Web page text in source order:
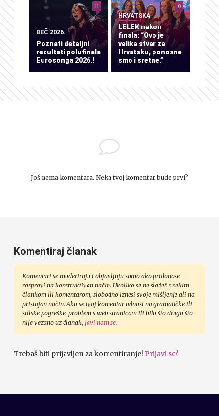
BEČ 2026.
Poznati detaljni
rezultati polufinala
Eurosonga 2026.!
11
HRVATSKA
LELEK nakon
finala: “Ovo je
velika stvar za
Hrvatsku, ponosne
smo i sretne.”
0
Još nema komentara. Neka tvoj komentar bude prvi?
Komentiraj članak
Komentari se moderiraju i objavljuju samo ako pridonose
raspravi na konstruktivan način. Ukoliko se ne slažeš s nekim
člankom ili komentarom, slobodno iznesi svoje mišljenje ali na
pristojan način. Ako se tvoj komentar odnosi na gramatičke ili
stilske pogreške, problem s web stranicom ili bilo što drugo što
nije vezano uz članak, javi nam se.
Trebaš biti prijavljen za komentiranje! Prijavi se?